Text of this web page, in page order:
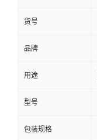
货号
品牌
用途
型号
包装规格